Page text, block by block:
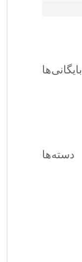
بایگانی‌ها
دسته‌ها